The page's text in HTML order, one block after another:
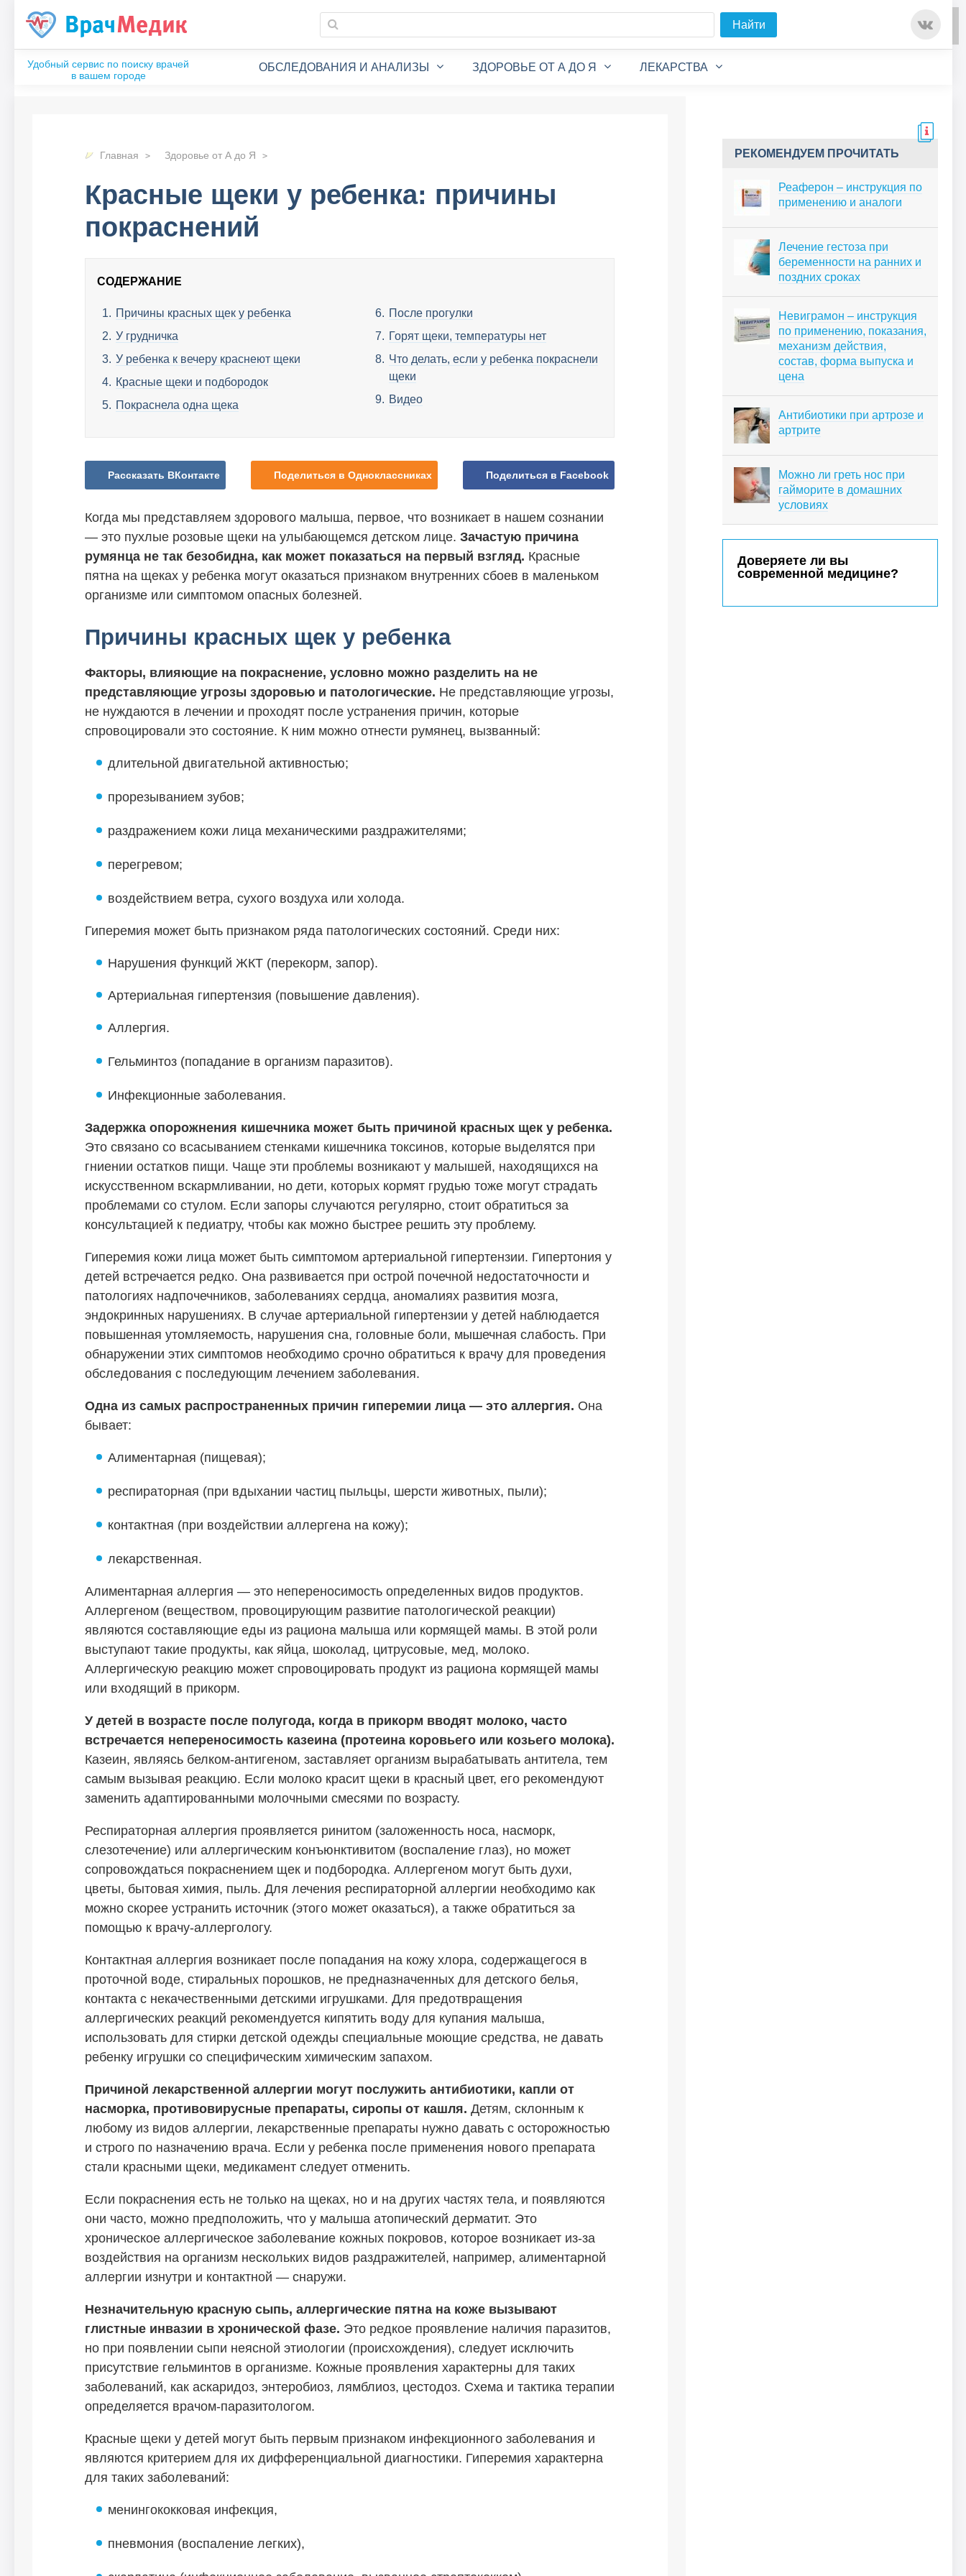
Найти
ОБСЛЕДОВАНИЯ И АНАЛИЗЫ ЗДОРОВЬЕ ОТ А ДО Я ЛЕКАРСТВА
Главная Здоровье от А до Я
Красные щеки у ребенка: причины
покраснений
СОДЕРЖАНИЕ
Причины красных щек у ребенка
У грудничка
У ребенка к вечеру краснеют щеки
Красные щеки и подбородок
Покраснела одна щека
После прогулки
Горят щеки, температуры нет
Что делать, если у ребенка покраснели
щеки
Видео
Рассказать ВКонтакте Поделиться в Одноклассниках Поделиться в Facebook
Когда мы представляем здорового малыша, первое, что возникает в нашем сознании
— это пухлые розовые щеки на улыбающемся детском лице. Зачастую причина
румянца не так безобидна, как может показаться на первый взгляд. Красные
пятна на щеках у ребенка могут оказаться признаком внутренних сбоев в маленьком
организме или симптомом опасных болезней.
Причины красных щек у ребенка
Факторы, влияющие на покраснение, условно можно разделить на не
представляющие угрозы здоровью и патологические. Не представляющие угрозы,
не нуждаются в лечении и проходят после устранения причин, которые
спровоцировали это состояние. К ним можно отнести румянец, вызванный:
длительной двигательной активностью;
прорезыванием зубов;
раздражением кожи лица механическими раздражителями;
перегревом;
воздействием ветра, сухого воздуха или холода.
Гиперемия может быть признаком ряда патологических состояний. Среди них:
Нарушения функций ЖКТ (перекорм, запор).
Артериальная гипертензия (повышение давления).
Аллергия.
Гельминтоз (попадание в организм паразитов).
Инфекционные заболевания.
Задержка опорожнения кишечника может быть причиной красных щек у ребенка.
Это связано со всасыванием стенками кишечника токсинов, которые выделятся при
гниении остатков пищи. Чаще эти проблемы возникают у малышей, находящихся на
искусственном вскармливании, но дети, которых кормят грудью тоже могут страдать
проблемами со стулом. Если запоры случаются регулярно, стоит обратиться за
консультацией к педиатру, чтобы как можно быстрее решить эту проблему.
Гиперемия кожи лица может быть симптомом артериальной гипертензии. Гипертония у
детей встречается редко. Она развивается при острой почечной недостаточности и
патологиях надпочечников, заболеваниях сердца, аномалиях развития мозга,
эндокринных нарушениях. В случае артериальной гипертензии у детей наблюдается
повышенная утомляемость, нарушения сна, головные боли, мышечная слабость. При
обнаружении этих симптомов необходимо срочно обратиться к врачу для проведения
обследования с последующим лечением заболевания.
Одна из самых распространенных причин гиперемии лица — это аллергия. Она
бывает:
Алиментарная (пищевая);
респираторная (при вдыхании частиц пыльцы, шерсти животных, пыли);
контактная (при воздействии аллергена на кожу);
лекарственная.
Алиментарная аллергия — это непереносимость определенных видов продуктов.
Аллергеном (веществом, провоцирующим развитие патологической реакции)
являются составляющие еды из рациона малыша или кормящей мамы. В этой роли
выступают такие продукты, как яйца, шоколад, цитрусовые, мед, молоко.
Аллергическую реакцию может спровоцировать продукт из рациона кормящей мамы
или входящий в прикорм.
У детей в возрасте после полугода, когда в прикорм вводят молоко, часто
встречается непереносимость казеина (протеина коровьего или козьего молока).
Казеин, являясь белком-антигеном, заставляет организм вырабатывать антитела, тем
самым вызывая реакцию. Если молоко красит щеки в красный цвет, его рекомендуют
заменить адаптированными молочными смесями по возрасту.
Респираторная аллергия проявляется ринитом (заложенность носа, насморк,
слезотечение) или аллергическим конъюнктивитом (воспаление глаз), но может
сопровождаться покраснением щек и подбородка. Аллергеном могут быть духи,
цветы, бытовая химия, пыль. Для лечения респираторной аллергии необходимо как
можно скорее устранить источник (этого может оказаться), а также обратиться за
помощью к врачу-аллергологу.
Контактная аллергия возникает после попадания на кожу хлора, содержащегося в
проточной воде, стиральных порошков, не предназначенных для детского белья,
контакта с некачественными детскими игрушками. Для предотвращения
аллергических реакций рекомендуется кипятить воду для купания малыша,
использовать для стирки детской одежды специальные моющие средства, не давать
ребенку игрушки со специфическим химическим запахом.
Причиной лекарственной аллергии могут послужить антибиотики, капли от
насморка, противовирусные препараты, сиропы от кашля. Детям, склонным к
любому из видов аллергии, лекарственные препараты нужно давать с осторожностью
и строго по назначению врача. Если у ребенка после применения нового препарата
стали красными щеки, медикамент следует отменить.
Если покраснения есть не только на щеках, но и на других частях тела, и появляются
они часто, можно предположить, что у малыша атопический дерматит. Это
хроническое аллергическое заболевание кожных покровов, которое возникает из-за
воздействия на организм нескольких видов раздражителей, например, алиментарной
аллергии изнутри и контактной — снаружи.
Незначительную красную сыпь, аллергические пятна на коже вызывают
глистные инвазии в хронической фазе. Это редкое проявление наличия паразитов,
но при появлении сыпи неясной этиологии (происхождения), следует исключить
присутствие гельминтов в организме. Кожные проявления характерны для таких
заболеваний, как аскаридоз, энтеробиоз, лямблиоз, цестодоз. Схема и тактика терапии
определяется врачом-паразитологом.
Красные щеки у детей могут быть первым признаком инфекционного заболевания и
являются критерием для их дифференциальной диагностики. Гиперемия характерна
для таких заболеваний:
менингококковая инфекция,
пневмония (воспаление легких),
РЕКОМЕНДУЕМ ПРОЧИТАТЬ
Реаферон – инструкция по
применению и аналоги
Лечение гестоза при
беременности на ранних и
поздних сроках
Невиграмон – инструкция
по применению, показания,
механизм действия,
состав, форма выпуска и
цена
Антибиотики при артрозе и
артрите
Можно ли греть нос при
гайморите в домашних
условиях
Доверяете ли вы
современной медицине?